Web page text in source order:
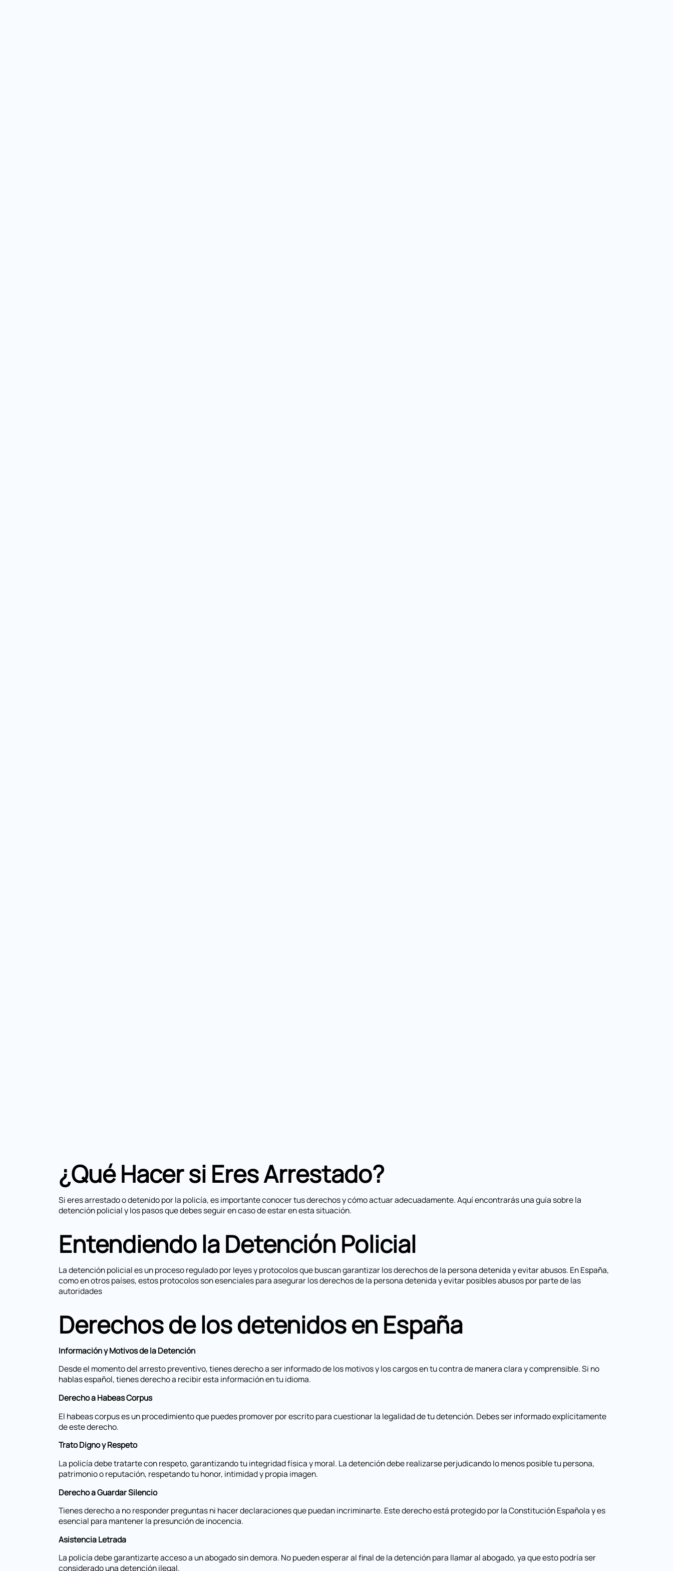
¿Qué Hacer si Eres Arrestado?
Si eres arrestado o detenido por la policía, es importante conocer tus derechos y cómo actuar adecuadamente. Aquí encontrarás una guía sobre la
detención policial y los pasos que debes seguir en caso de estar en esta situación.
Entendiendo la Detención Policial
La detención policial es un proceso regulado por leyes y protocolos que buscan garantizar los derechos de la persona detenida y evitar abusos. En España,
como en otros países, estos protocolos son esenciales para asegurar los derechos de la persona detenida y evitar posibles abusos por parte de las
autoridades
Derechos de los detenidos en España
Información y Motivos de la Detención
Desde el momento del arresto preventivo, tienes derecho a ser informado de los motivos y los cargos en tu contra de manera clara y comprensible. Si no
hablas español, tienes derecho a recibir esta información en tu idioma.
Derecho a Habeas Corpus
El habeas corpus es un procedimiento que puedes promover por escrito para cuestionar la legalidad de tu detención. Debes ser informado explícitamente
de este derecho.
Trato Digno y Respeto
La policía debe tratarte con respeto, garantizando tu integridad física y moral. La detención debe realizarse perjudicando lo menos posible tu persona,
patrimonio o reputación, respetando tu honor, intimidad y propia imagen.
Derecho a Guardar Silencio
Tienes derecho a no responder preguntas ni hacer declaraciones que puedan incriminarte. Este derecho está protegido por la Constitución Española y es
esencial para mantener la presunción de inocencia.
Asistencia Letrada
La policía debe garantizarte acceso a un abogado sin demora. No pueden esperar al final de la detención para llamar al abogado, ya que esto podría ser
considerado una detención ilegal.